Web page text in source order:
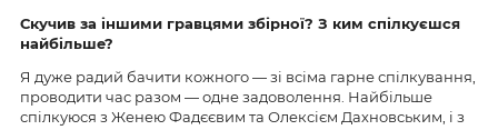
Скучив за іншими гравцями збірної? З ким спілкуєшся
найбільше?
Я дуже радий бачити кожного — зі всіма гарне спілкування,
проводити час разом — одне задоволення. Найбільше
спілкуюся з Женею Фадєєвим та Олексієм Дахновським, і з